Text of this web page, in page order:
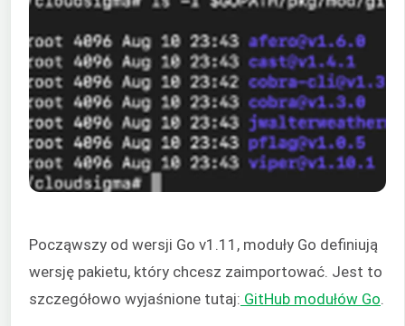
Począwszy od wersji Go v1.11, moduły Go definiują
wersję pakietu, który chcesz zaimportować. Jest to
szczegółowo wyjaśnione tutaj: GitHub modułów Go